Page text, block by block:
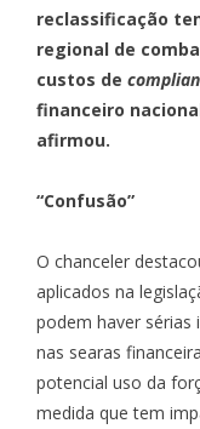
reclassificação
regional de
custos de
financeiro
afirmou.
“Confusão”
O chanceler
aplicados na
podem haver sérias
nas searas
potencial uso da
medida que tem